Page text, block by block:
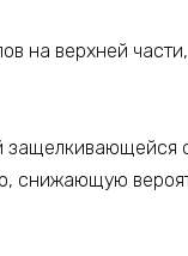
на верхней
снижающую